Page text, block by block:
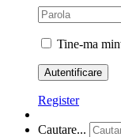
Tine-ma
Register
Cautare...